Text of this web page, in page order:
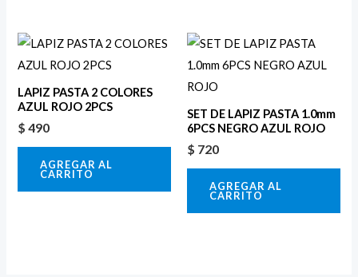
LAPIZ PASTA 2 COLORES
AZUL ROJO 2PCS
$ 490
AGREGAR AL
CARRITO
SET DE LAPIZ PASTA 1.0mm
6PCS NEGRO AZUL ROJO
$ 720
AGREGAR AL
CARRITO